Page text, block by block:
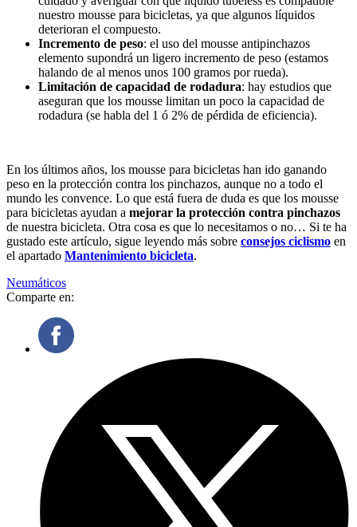
nuestro mousse para bicicletas, ya que algunos líquidos
deterioran el compuesto.
Incremento de peso: el uso del mousse antipinchazos
elemento supondrá un ligero incremento de peso (estamos
halando de al menos unos 100 gramos por rueda).
Limitación de capacidad de rodadura: hay estudios que
aseguran que los mousse limitan un poco la capacidad de
rodadura (se habla del 1 ó 2% de pérdida de eficiencia).
En los últimos años, los mousse para bicicletas han ido ganando
peso en la protección contra los pinchazos, aunque no a todo el
mundo les convence. Lo que está fuera de duda es que los mousse
para bicicletas ayudan a mejorar la protección contra pinchazos
de nuestra bicicleta. Otra cosa es que lo necesitamos o no… Si te ha
gustado este artículo, sigue leyendo más sobre consejos ciclismo en
el apartado Mantenimiento bicicleta.
Neumáticos
Comparte en: